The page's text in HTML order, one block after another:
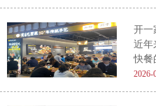
出发
的整
出更
势，
为中
么
期投
势、
开一
近年
快餐
香、
2026-